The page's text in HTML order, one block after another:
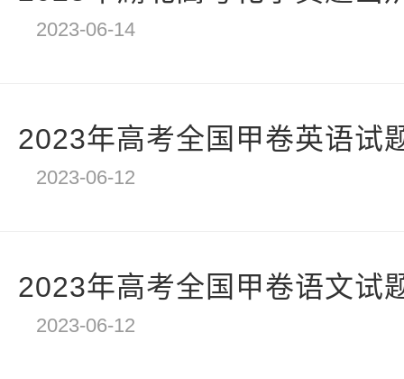
2023-06-14
2023年高考全国甲卷英语试
2023-06-12
2023年高考全国甲卷语文试
2023-06-12